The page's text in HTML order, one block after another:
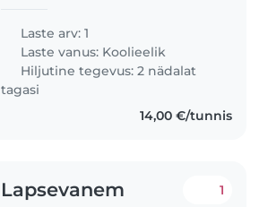
Laste arv: 1
Laste vanus: Koolieelik
Hiljutine tegevus: 2 nädalat
tagasi
14,00 €/tunnis
Lapsevanem 1